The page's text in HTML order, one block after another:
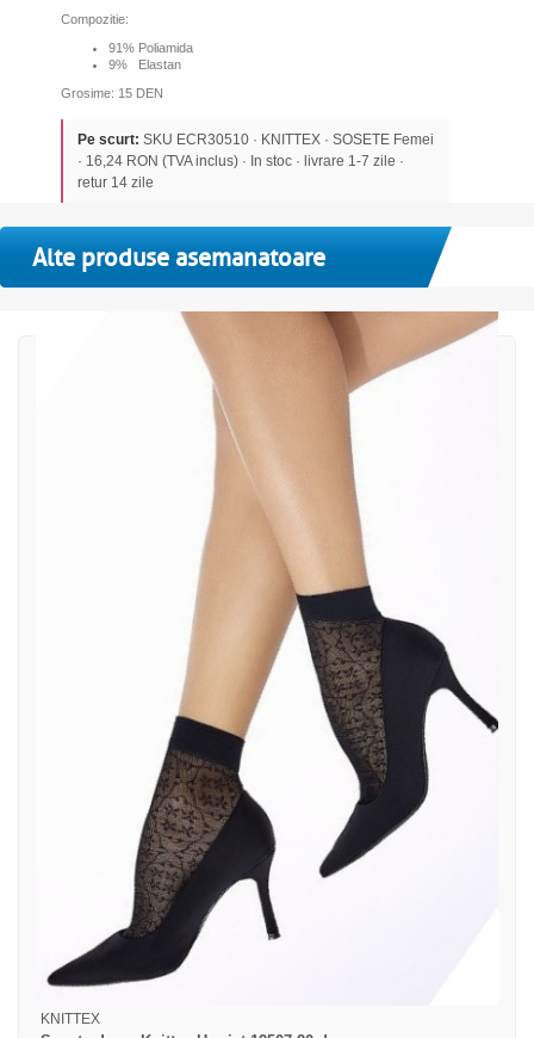
Compozitie:
91% Poliamida
9% Elastan
Grosime: 15 DEN
Pe scurt: SKU ECR30510 · KNITTEX · SOSETE Femei
· 16,24 RON (TVA inclus) · In stoc · livrare 1-7 zile ·
retur 14 zile
Alte produse asemanatoare
KNITTEX